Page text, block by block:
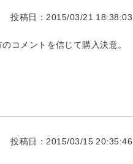
投稿日：2015/03/21 18:38:03
コメントを信じて購入決意。
投稿日：2015/03/15 20:35:46